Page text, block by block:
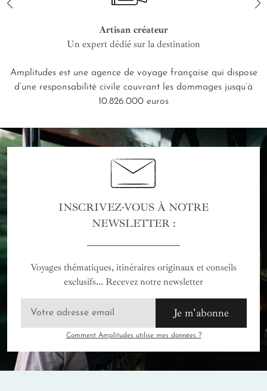
Artisan créateur
Un expert dédié sur la destination
Amplitudes est une agence de voyage française qui dispose
d’une responsabilité civile couvrant les dommages jusqu’à
10.826.000 euros
INSCRIVEZ-VOUS À NOTRE
NEWSLETTER :
Voyages thématiques, itinéraires originaux et conseils
exclusifs... Recevez notre newsletter
Je m'abonne
Comment Amplitudes utilise mes données ?